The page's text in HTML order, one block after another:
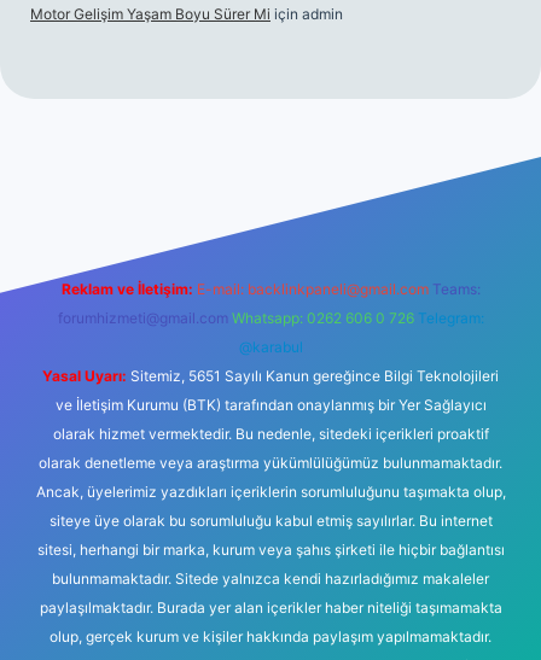
Motor Gelişim Yaşam Boyu Sürer Mi için admin
Reklam ve İletişim: E-mail: backlinkpaneli@gmail.com Teams:
forumhizmeti@gmail.com Whatsapp: 0262 606 0 726 Telegram:
@karabul
Yasal Uyarı: Sitemiz, 5651 Sayılı Kanun gereğince Bilgi Teknolojileri
ve İletişim Kurumu (BTK) tarafından onaylanmış bir Yer Sağlayıcı
olarak hizmet vermektedir. Bu nedenle, sitedeki içerikleri proaktif
olarak denetleme veya araştırma yükümlülüğümüz bulunmamaktadır.
Ancak, üyelerimiz yazdıkları içeriklerin sorumluluğunu taşımakta olup,
siteye üye olarak bu sorumluluğu kabul etmiş sayılırlar. Bu internet
sitesi, herhangi bir marka, kurum veya şahıs şirketi ile hiçbir bağlantısı
bulunmamaktadır. Sitede yalnızca kendi hazırladığımız makaleler
paylaşılmaktadır. Burada yer alan içerikler haber niteliği taşımamakta
olup, gerçek kurum ve kişiler hakkında paylaşım yapılmamaktadır.